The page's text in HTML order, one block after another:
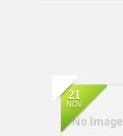
No Image
21
NOV
7007